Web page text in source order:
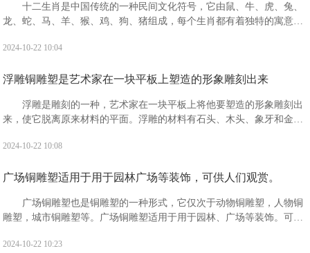
十二生肖是中国传统的一种民间文化符号，它由鼠、牛、虎、兔、
龙、蛇、马、羊、猴、鸡、狗、猪组成，每个生肖都有着独特的寓意和
子孙繁衍，家业兴旺的象征。有生生不息，繁盛不衰之吉祥寓意。
2024-10-22 10:04
浮雕铜雕塑是艺术家在一块平板上塑造的形象雕刻出来
浮雕是雕刻的一种，艺术家在一块平板上将他要塑造的形象雕刻出
来，使它脱离原来材料的平面。浮雕的材料有石头、木头、象牙和金属
时也指表现形式。
2024-10-22 10:08
广场铜雕塑适用于用于园林广场等装饰，可供人们观赏。
广场铜雕塑也是铜雕塑的一种形式，它仅次于动物铜雕塑，人物铜
雕塑，城市铜雕塑等。广场铜雕塑适用于用于园林、广场等装饰。可供
2024-10-22 10:23